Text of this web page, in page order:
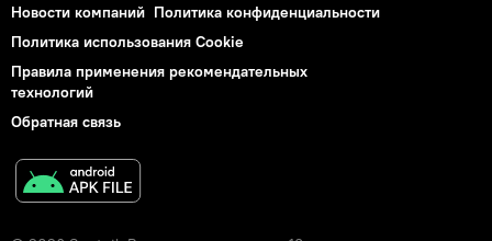
Новости компаний Политика конфиденциальности
Политика использования Cookie
Правила применения рекомендательных
технологий
Обратная связь